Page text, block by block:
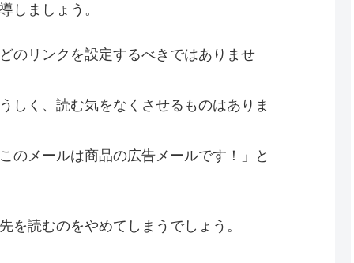
しましょう。
のリンクを設定するべきではありませ
しく、読む気をなくさせるものはありま
のメールは商品の広告メールです！」と
を読むのをやめてしまうでしょう。